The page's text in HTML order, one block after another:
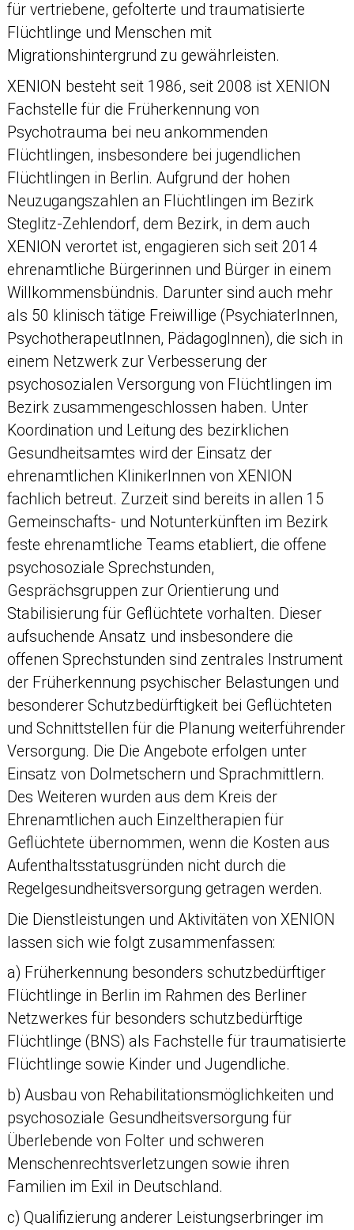
für vertriebene, gefolterte und traumatisierte
Flüchtlinge und Menschen mit
Migrationshintergrund zu gewährleisten.
XENION besteht seit 1986, seit 2008 ist XENION
Fachstelle für die Früherkennung von
Psychotrauma bei neu ankommenden
Flüchtlingen, insbesondere bei jugendlichen
Flüchtlingen in Berlin. Aufgrund der hohen
Neuzugangszahlen an Flüchtlingen im Bezirk
Steglitz-Zehlendorf, dem Bezirk, in dem auch
XENION verortet ist, engagieren sich seit 2014
ehrenamtliche Bürgerinnen und Bürger in einem
Willkommensbündnis. Darunter sind auch mehr
als 50 klinisch tätige Freiwillige (PsychiaterInnen,
PsychotherapeutInnen, PädagogInnen), die sich in
einem Netzwerk zur Verbesserung der
psychosozialen Versorgung von Flüchtlingen im
Bezirk zusammengeschlossen haben. Unter
Koordination und Leitung des bezirklichen
Gesundheitsamtes wird der Einsatz der
ehrenamtlichen KlinikerInnen von XENION
fachlich betreut. Zurzeit sind bereits in allen 15
Gemeinschafts- und Notunterkünften im Bezirk
feste ehrenamtliche Teams etabliert, die offene
psychosoziale Sprechstunden,
Gesprächsgruppen zur Orientierung und
Stabilisierung für Geflüchtete vorhalten. Dieser
aufsuchende Ansatz und insbesondere die
offenen Sprechstunden sind zentrales Instrument
der Früherkennung psychischer Belastungen und
besonderer Schutzbedürftigkeit bei Geflüchteten
und Schnittstellen für die Planung weiterführender
Versorgung. Die Die Angebote erfolgen unter
Einsatz von Dolmetschern und Sprachmittlern.
Des Weiteren wurden aus dem Kreis der
Ehrenamtlichen auch Einzeltherapien für
Geflüchtete übernommen, wenn die Kosten aus
Aufenthaltsstatusgründen nicht durch die
Regelgesundheitsversorgung getragen werden.
Die Dienstleistungen und Aktivitäten von XENION
lassen sich wie folgt zusammenfassen:
a) Früherkennung besonders schutzbedürftiger
Flüchtlinge in Berlin im Rahmen des Berliner
Netzwerkes für besonders schutzbedürftige
Flüchtlinge (BNS) als Fachstelle für traumatisierte
Flüchtlinge sowie Kinder und Jugendliche.
b) Ausbau von Rehabilitationsmöglichkeiten und
psychosoziale Gesundheitsversorgung für
Überlebende von Folter und schweren
Menschenrechtsverletzungen sowie ihren
Familien im Exil in Deutschland.
c) Qualifizierung anderer Leistungserbringer im